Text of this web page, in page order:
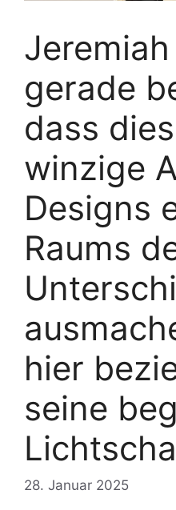
gerade
dass
winzige
Designs
Raums
hier
seine
28. Januar 2025